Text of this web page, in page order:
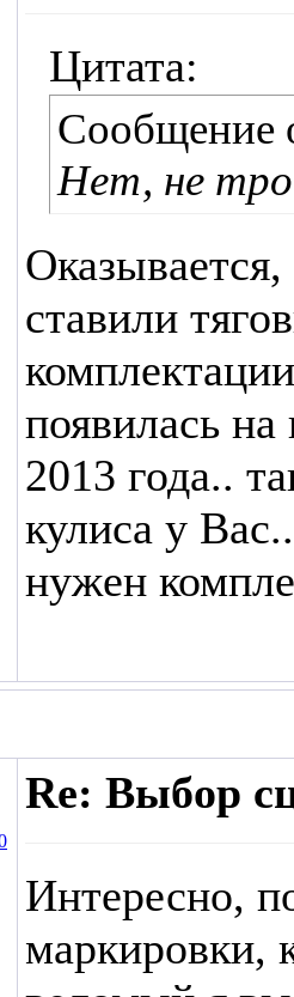
Цитата:
Сообщение
Нет, не
ставили
появилась
2013 года..
кулиса у
нужен
Re: Выбор
Интересно,
маркировки,